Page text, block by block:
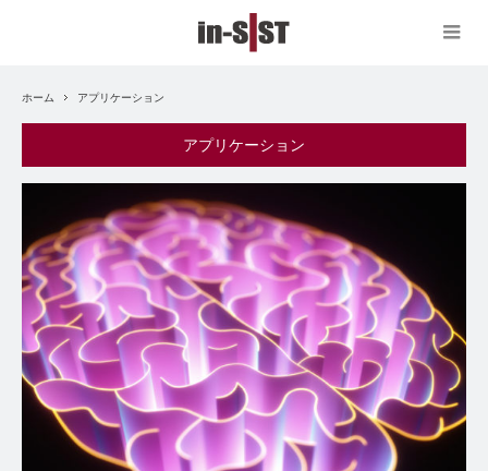
ホーム アプリケーション
アプリケーション